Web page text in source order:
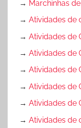
→ Marchinhas
→ Atividades de
→ Atividades de
→ Atividades de
→ Atividades de
→ Atividades de
→ Atividades de
→ Atividades de